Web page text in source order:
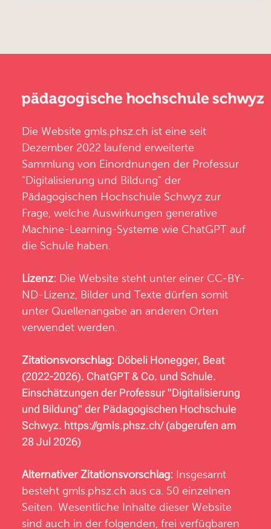
Die Website gmls.phsz.ch ist eine seit
Dezember 2022 laufend erweiterte
Sammlung von Einordnungen der Professur
"Digitalisierung und Bildung" der
Pädagogischen Hochschule Schwyz zur
Frage, welche Auswirkungen generative
Machine-Learning-Systeme wie ChatGPT auf
die Schule haben.
Lizenz: Die Website steht unter einer CC-BY-
ND-Lizenz, Bilder und Texte dürfen somit
unter Quellenangabe an anderen Orten
verwendet werden.
Zitationsvorschlag: Döbeli Honegger, Beat
(2022-2026). ChatGPT & Co. und Schule.
Einschätzungen der Professur "Digitalisierung
und Bildung" der Pädagogischen Hochschule
Schwyz. https://gmls.phsz.ch/(abgerufen am
28 Jul 2026)
Alternativer Zitationsvorschlag: Insgesamt
besteht gmls.phsz.ch aus ca. 50 einzelnen
Seiten. Wesentliche Inhalte dieser Website
sind auch in der folgenden, frei verfügbaren